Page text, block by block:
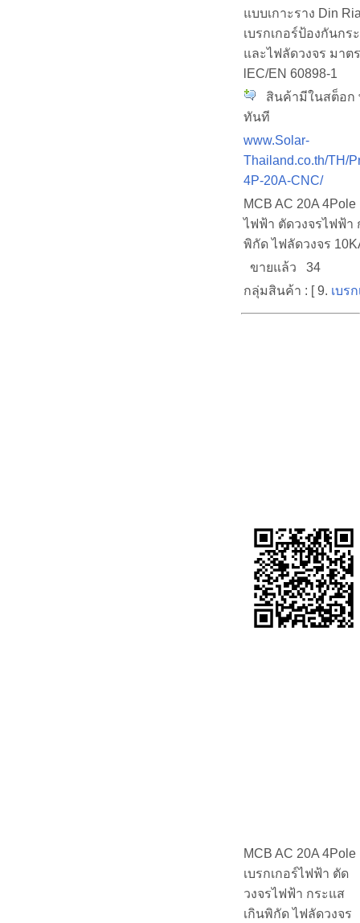
แบบเกาะราง Din
เบรกเกอร์ป้องกันกร
และไฟลัดวงจร มาต
lEC/EN 60898-1
สินค้ามีในสต็อก
ทันที
www.Solar-
Thailand.co.th/TH/
4P-20A-CNC/
MCB AC 20A 4Pole
ไฟฟ้า ตัดวงจรไฟฟ้า
พิกัด ไฟลัดวงจร
ขายแล้ว 34
กลุ่มสินค้า : [ 9. เบร
MCB AC 20A 4Pole
เบรกเกอร์ไฟฟ้า ตัด
วงจรไฟฟ้า กระแส
เกินพิกัด ไฟลัดวงจร